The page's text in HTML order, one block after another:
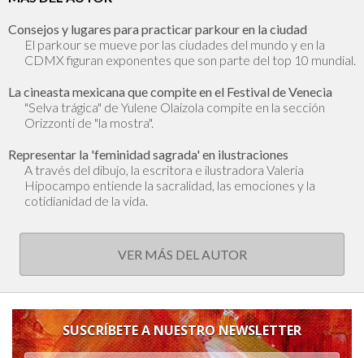
Consejos y lugares para practicar parkour en la ciudad
El parkour se mueve por las ciudades del mundo y en la
CDMX figuran exponentes que son parte del top 10 mundial.
La cineasta mexicana que compite en el Festival de Venecia
"Selva trágica" de Yulene Olaizola compite en la sección
Orizzonti de "la mostra".
Representar la 'feminidad sagrada' en ilustraciones
A través del dibujo, la escritora e ilustradora Valeria
Hipocampo entiende la sacralidad, las emociones y la
cotidianidad de la vida.
VER MÁS DEL AUTOR
SUSCRÍBETE A NUESTRO NEWSLETTER